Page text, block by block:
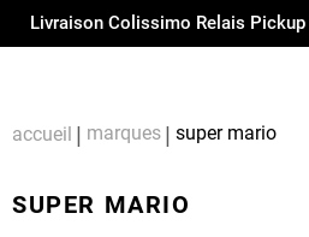
Livraison Colissimo Relais Pickup
accueil marques super mario
SUPER MARIO